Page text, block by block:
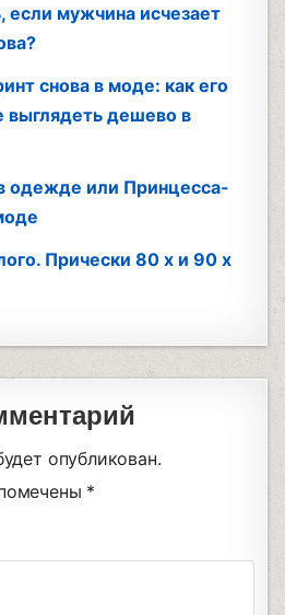
если мужчина исчезает
снова в моде: как его
выглядеть дешево в
одежде или Принцесса-
Прически 80 х и 90 х
опубликован.
*